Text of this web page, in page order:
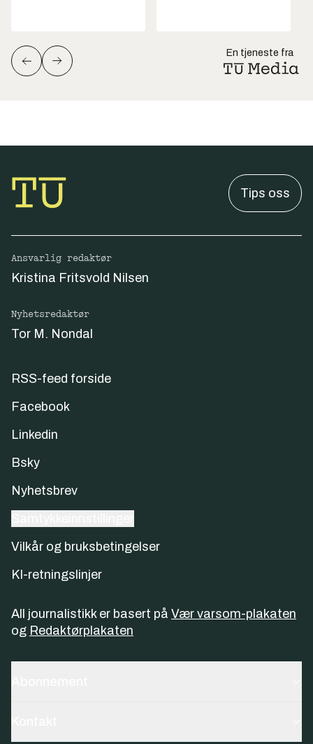
En tjeneste fra
Tips oss
Ansvarlig redaktør
Kristina Fritsvold Nilsen
Nyhetsredaktør
Tor M. Nondal
RSS-feed forside
Facebook
Linkedin
Bsky
Nyhetsbrev
Vilkår og bruksbetingelser
KI-retningslinjer
All journalistikk er basert på Vær varsom-plakaten
og Redaktørplakaten